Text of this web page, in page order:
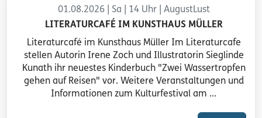
01.08.2026 | Sa | 14 Uhr | AugustLust
LITERATURCAFÉ IM KUNSTHAUS MÜLLER
Literaturcafé im Kunsthaus Müller Im Literaturcafe
stellen Autorin Irene Zoch und Illustratorin Sieglinde
Kunath ihr neuestes Kinderbuch "Zwei Wassertropfen
gehen auf Reisen" vor. Weitere Veranstaltungen und
Informationen zum Kulturfestival am ...